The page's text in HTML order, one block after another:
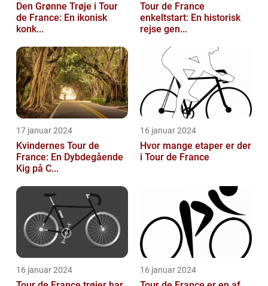
Den Grønne Trøje i Tour
de France: En ikonisk
konk...
Tour de France
enkeltstart: En historisk
rejse gen...
17 januar 2024
Kvindernes Tour de
France: En Dybdegående
Kig på C...
16 januar 2024
Hvor mange etaper er der
i Tour de France
16 januar 2024 16 januar 2024